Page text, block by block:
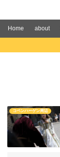
Home about
コペンハーゲン周辺